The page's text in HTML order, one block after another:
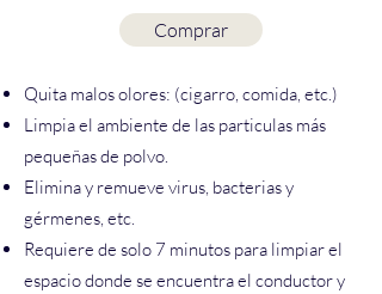
Comprar
Quita malos olores: (cigarro, comida, etc.)
Limpia el ambiente de las particulas más
pequeñas de polvo.
Elimina y remueve virus, bacterias y
gérmenes, etc.
Requiere de solo 7 minutos para limpiar el
espacio donde se encuentra el conductor y